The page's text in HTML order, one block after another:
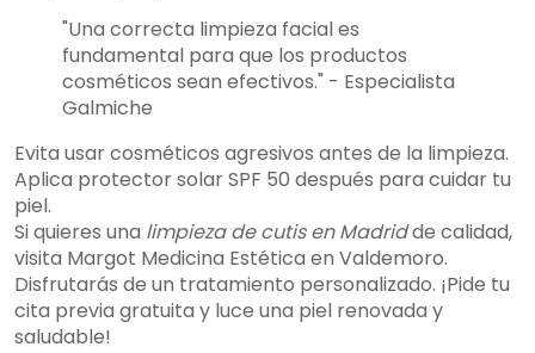
"Una correcta limpieza facial es
fundamental para que los productos
cosméticos sean efectivos." - Especialista
Galmiche
Evita usar cosméticos agresivos antes de la limpieza.
Aplica protector solar SPF 50 después para cuidar tu
piel.
Si quieres una limpieza de cutis en Madridde calidad,
visita Margot Medicina Estética en Valdemoro.
Disfrutarás de un tratamiento personalizado. ¡Pide tu
cita previa gratuita y luce una piel renovada y
saludable!